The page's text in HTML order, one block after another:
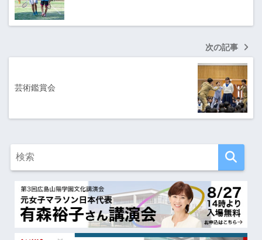
次の記事
芸術鑑賞会